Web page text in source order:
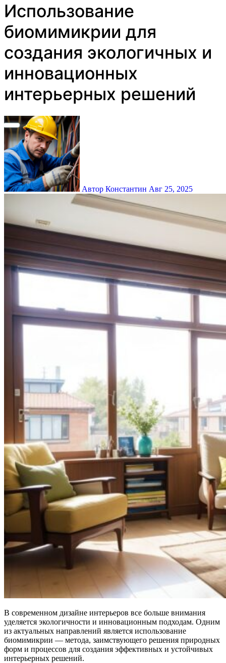
Использование
биомимикрии для
создания экологичных и
инновационных
интерьерных решений
Автор Константин Авг 25, 2025
В современном дизайне интерьеров все больше внимания
уделяется экологичности и инновационным подходам. Одним
из актуальных направлений является использование
биомимикрии — метода, заимствующего решения природных
форм и процессов для создания эффективных и устойчивых
интерьерных решений.